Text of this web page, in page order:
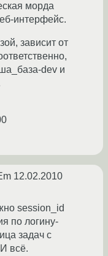
морда
интерфейс.
зависит от
dev и
12.02.2010
session_id
по логину-
задач с
всё.